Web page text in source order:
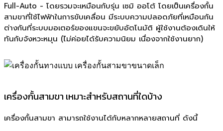
Full-Auto - โดยรวมจะเหมือนกับรุ่น เซมิ ออโต้ โดยเป็นเครื่องกั้น
สามขาที่ใช้ไฟฟ้าในการขับเคลื่อน มีระบบความปลอดภัยที่เหมือนกัน
ต่างกันที่ระบบมอเตอร์ของแขนจะขยับอัตโนมัติ ผู้ใช้งานต้องเดินให้
ทันกับจังหวะหมุน (ไม่ค่อยได้รับความนิยม เนื่องจากใช้งานยาก)
เครื่องกั้นสามขา เหมาะสำหรับสถานที่ใดบ้าง
เครื่องกั้นสามขา สามารถใช้งานได้กับหลากหลายสถานที่ ดังนี้